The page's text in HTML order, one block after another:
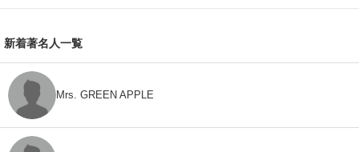
新着著名人一覧
Mrs. GREEN APPLE